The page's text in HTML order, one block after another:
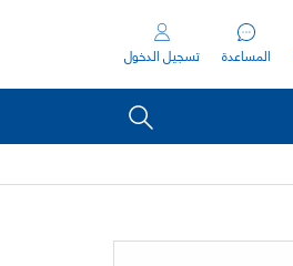
المساعدة تسجيل الدخول